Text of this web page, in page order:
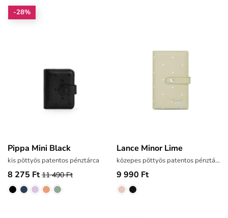
-28%
Pippa Mini Black
kis pöttyös patentos pénztárca
8 275 Ft 11 490 Ft
Lance Minor Lime
közepes pöttyös patentos pénztárca
9 990 Ft